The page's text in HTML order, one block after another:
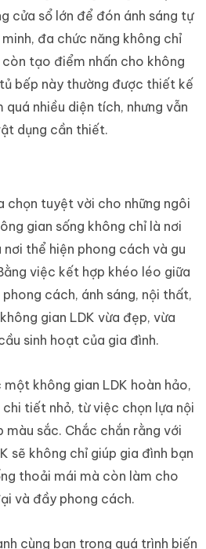
cửa sổ lớn để đón ánh sáng tự
đa chức năng không chỉ
tạo điểm nhấn cho không
bếp này thường được thiết kế
nhiều diện tích, nhưng vẫn
dụng cần thiết.
chọn tuyệt vời cho những ngôi
gian sống không chỉ là nơi
thể hiện phong cách và gu
việc kết hợp khéo léo giữa
cách, ánh sáng, nội thất,
gian LDK vừa đẹp, vừa
sinh hoạt của gia đình.
không gian LDK hoàn hảo,
tiết nhỏ, từ việc chọn lựa nội
sắc. Chắc chắn rằng với
sẽ không chỉ giúp gia đình bạn
thoải mái mà còn làm cho
và đầy phong cách.
cùng bạn trong quá trình biến